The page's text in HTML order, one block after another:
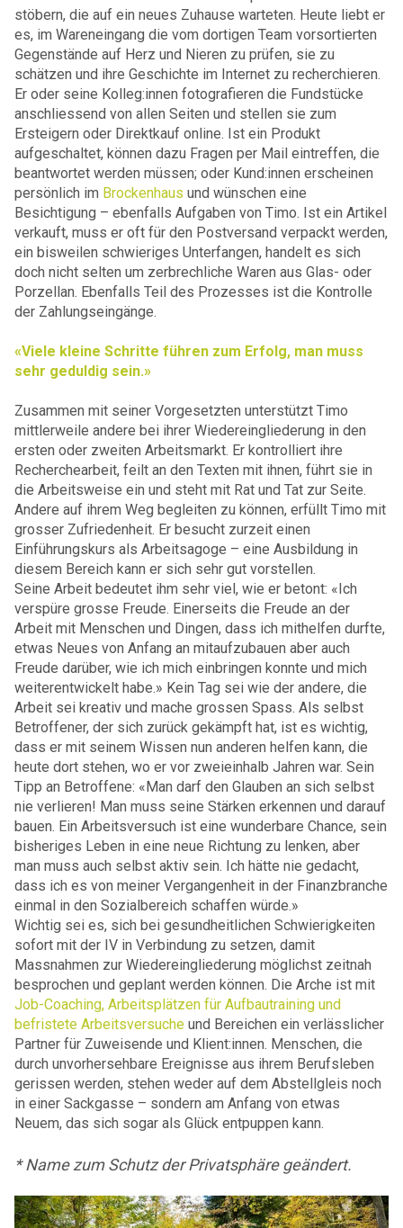
stöbern, die auf ein neues Zuhause warteten. Heute liebt er
es, im Wareneingang die vom dortigen Team vorsortierten
Gegenstände auf Herz und Nieren zu prüfen, sie zu
schätzen und ihre Geschichte im Internet zu recherchieren.
Er oder seine Kolleg:innen fotografieren die Fundstücke
anschliessend von allen Seiten und stellen sie zum
Ersteigern oder Direktkauf online. Ist ein Produkt
aufgeschaltet, können dazu Fragen per Mail eintreffen, die
beantwortet werden müssen; oder Kund:innen erscheinen
persönlich im Brockenhaus und wünschen eine
Besichtigung – ebenfalls Aufgaben von Timo. Ist ein Artikel
verkauft, muss er oft für den Postversand verpackt werden,
ein bisweilen schwieriges Unterfangen, handelt es sich
doch nicht selten um zerbrechliche Waren aus Glas- oder
Porzellan. Ebenfalls Teil des Prozesses ist die Kontrolle
der Zahlungseingänge.
«Viele kleine Schritte führen zum Erfolg, man muss
sehr geduldig sein.»
Zusammen mit seiner Vorgesetzten unterstützt Timo
mittlerweile andere bei ihrer Wiedereingliederung in den
ersten oder zweiten Arbeitsmarkt. Er kontrolliert ihre
Recherchearbeit, feilt an den Texten mit ihnen, führt sie in
die Arbeitsweise ein und steht mit Rat und Tat zur Seite.
Andere auf ihrem Weg begleiten zu können, erfüllt Timo mit
grosser Zufriedenheit. Er besucht zurzeit einen
Einführungskurs als Arbeitsagoge – eine Ausbildung in
diesem Bereich kann er sich sehr gut vorstellen.
Seine Arbeit bedeutet ihm sehr viel, wie er betont: «Ich
verspüre grosse Freude. Einerseits die Freude an der
Arbeit mit Menschen und Dingen, dass ich mithelfen durfte,
etwas Neues von Anfang an mitaufzubauen aber auch
Freude darüber, wie ich mich einbringen konnte und mich
weiterentwickelt habe.» Kein Tag sei wie der andere, die
Arbeit sei kreativ und mache grossen Spass. Als selbst
Betroffener, der sich zurück gekämpft hat, ist es wichtig,
dass er mit seinem Wissen nun anderen helfen kann, die
heute dort stehen, wo er vor zweieinhalb Jahren war. Sein
Tipp an Betroffene: «Man darf den Glauben an sich selbst
nie verlieren! Man muss seine Stärken erkennen und darauf
bauen. Ein Arbeitsversuch ist eine wunderbare Chance, sein
bisheriges Leben in eine neue Richtung zu lenken, aber
man muss auch selbst aktiv sein. Ich hätte nie gedacht,
dass ich es von meiner Vergangenheit in der Finanzbranche
einmal in den Sozialbereich schaffen würde.»
Wichtig sei es, sich bei gesundheitlichen Schwierigkeiten
sofort mit der IV in Verbindung zu setzen, damit
Massnahmen zur Wiedereingliederung möglichst zeitnah
besprochen und geplant werden können. Die Arche ist mit
Job-Coaching, Arbeitsplätzen für Aufbautraining und
befristete Arbeitsversuche und Bereichen ein verlässlicher
Partner für Zuweisende und Klient:innen. Menschen, die
durch unvorhersehbare Ereignisse aus ihrem Berufsleben
gerissen werden, stehen weder auf dem Abstellgleis noch
in einer Sackgasse – sondern am Anfang von etwas
Neuem, das sich sogar als Glück entpuppen kann.
* Name zum Schutz der Privatsphäre geändert.